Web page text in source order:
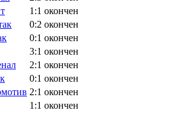
1:1 окончен
0:2 окончен
0:1 окончен
3:1 окончен
2:1 окончен
0:1 окончен
2:1 окончен
1:1 окончен